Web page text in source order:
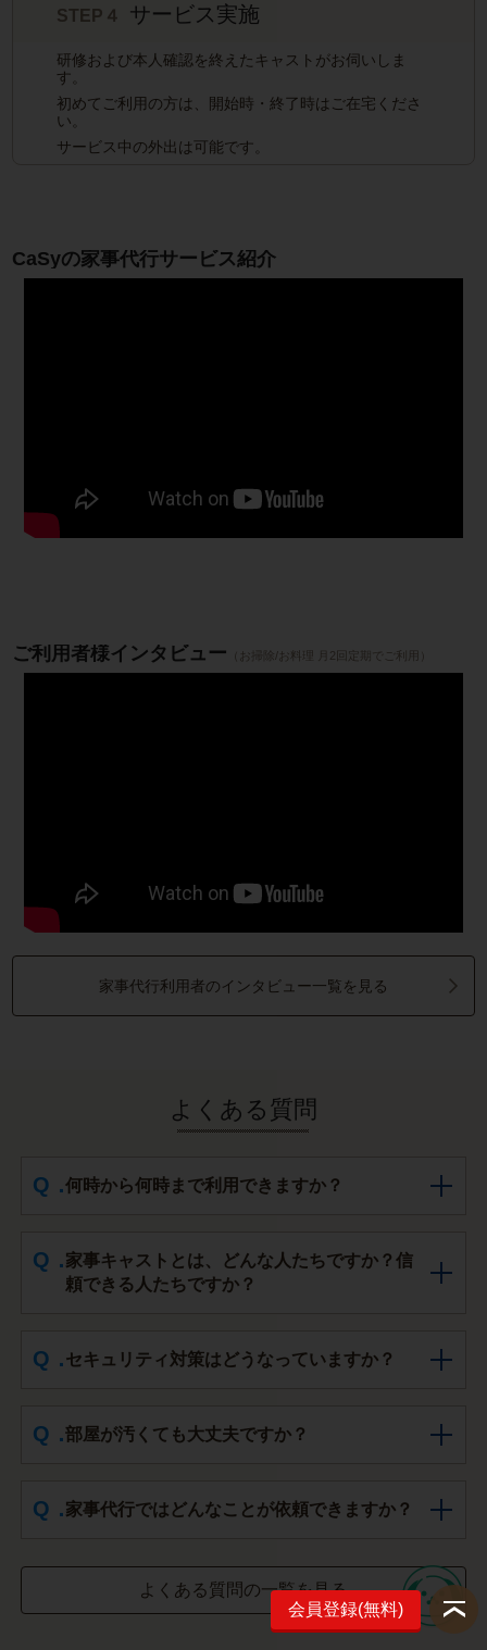
STEP４ サービス実施
研修および本人確認を終えたキャストがお伺いしま
す。
初めてご利用の方は、開始時・終了時はご在宅くださ
い。
サービス中の外出は可能です。
CaSyの家事代行サービス紹介
ご利用者様インタビュー （お掃除/お料理 月2回定期でご利用）
家事代行利用者のインタビュー一覧を見る
よくある質問
何時から何時まで利用できますか？
家事キャストとは、どんな人たちですか？信
頼できる人たちですか？
セキュリティ対策はどうなっていますか？
部屋が汚くても大丈夫ですか？
家事代行ではどんなことが依頼できますか？
よくある質問の一覧を見る
会員登録(無料)